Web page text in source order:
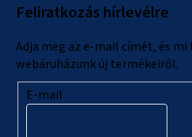
Feliratkozás hírlevélre
Adja meg az e-mail címét, és
webáruházunk új termékeiről.
E-mail